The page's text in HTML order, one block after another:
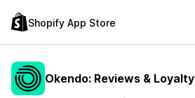
Shopify App Store
Okendo: Reviews & Loyalty